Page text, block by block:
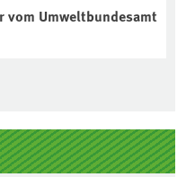
vom Umweltbundesamt